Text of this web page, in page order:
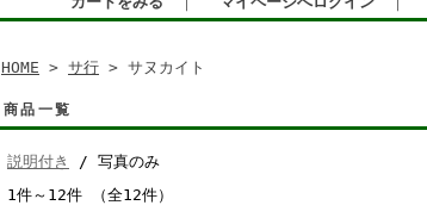
HOME > サ行 > サヌカイト
商品一覧
説明付き
/ 写真のみ
1件～12件 （全12件）